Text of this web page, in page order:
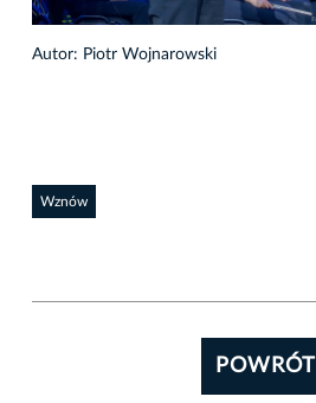
Autor: Piotr Wojnarowski
Wznów
POWRÓT